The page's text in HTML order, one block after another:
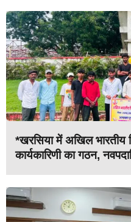
*खरसिया में अखिल भारतीय
कार्यकारिणी का गठन,